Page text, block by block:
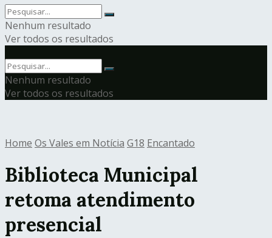
Nenhum resultado
Ver todos os resultados
Nenhum resultado
Ver todos os resultados
Home Os Vales em Notícia G18 Encantado
Biblioteca Municipal
retoma atendimento
presencial